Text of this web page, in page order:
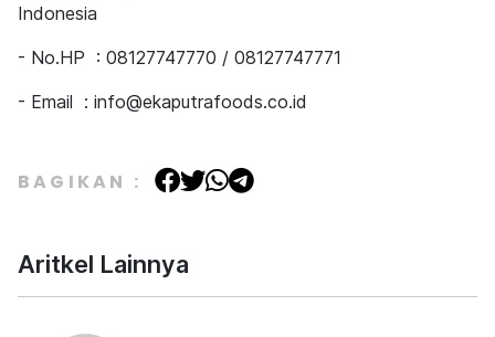
Indonesia
- No.HP : 08127747770 / 08127747771
- Email : info@ekaputrafoods.co.id
BAGIKAN :
Aritkel Lainnya